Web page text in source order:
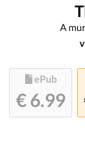
A
ePub
€ 6.99